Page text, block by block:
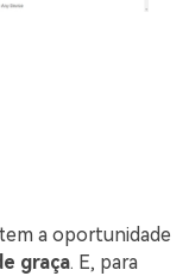
a oportunidade
graça. E, para